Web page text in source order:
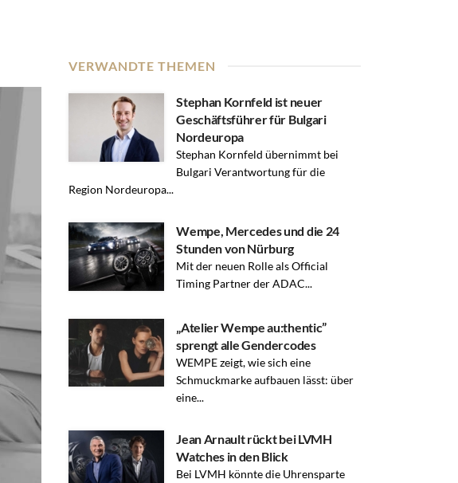
VERWANDTE THEMEN
Stephan Kornfeld ist neuer
Geschäftsführer für Bulgari
Nordeuropa
Stephan Kornfeld übernimmt bei
Bulgari Verantwortung für die
Region Nordeuropa...
Wempe, Mercedes und die 24
Stunden von Nürburg
Mit der neuen Rolle als Official
Timing Partner der ADAC...
„Atelier Wempe au:thentic”
sprengt alle Gendercodes
WEMPE zeigt, wie sich eine
Schmuckmarke aufbauen lässt: über
eine...
Jean Arnault rückt bei LVMH
Watches in den Blick
Bei LVMH könnte die Uhrensparte